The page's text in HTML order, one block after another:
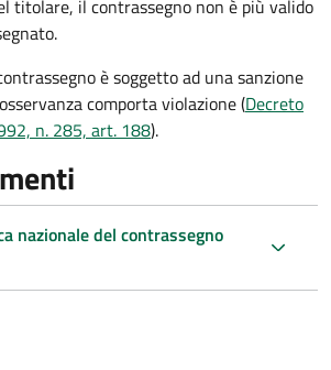
titolare, il contrassegno non è più valido
è soggetto ad una sanzione
comporta violazione (Decreto
n. 285, art. 188).
nazionale del contrassegno